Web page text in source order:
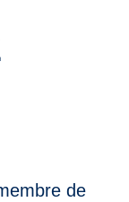
de plus
: ventes à
en
centre
de